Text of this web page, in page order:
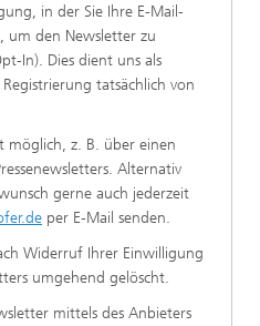
in der Sie Ihre E-Mail-
um den Newsletter zu
In). Dies dient uns als
tatsächlich von
möglich, z. B. über einen
Alternativ
gerne auch jederzeit
per E-Mail senden.
Widerruf Ihrer Einwilligung
umgehend gelöscht.
mittels des Anbieters